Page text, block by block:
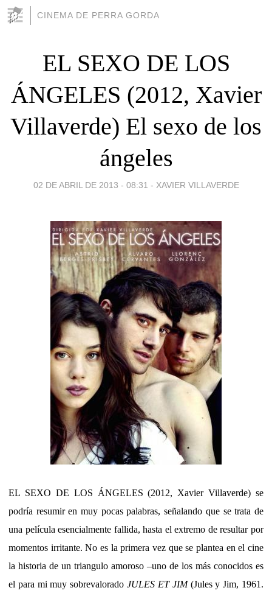
CINEMA DE PERRA GORDA
EL SEXO DE LOS
ÁNGELES (2012, Xavier
Villaverde) El sexo de los
ángeles
02 DE ABRIL DE 2013 - 08:31 - XAVIER VILLAVERDE
EL SEXO DE LOS ÁNGELES (2012, Xavier Villaverde) se
podría resumir en muy pocas palabras, señalando que se trata de
una película esencialmente fallida, hasta el extremo de resultar por
momentos irritante. No es la primera vez que se plantea en el cine
la historia de un triangulo amoroso –uno de los más conocidos es
el para mi muy sobrevaloradoJULES ET JIM(Jules y Jim, 1961.